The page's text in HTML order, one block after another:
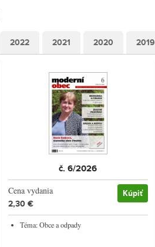
2022 2021 2020 2019
č. 6/2026
Cena vydania
2,30 €
Kúpiť
Téma: Obce a odpady